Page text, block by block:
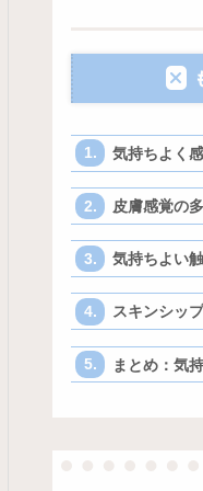
気持ちよく
皮膚感覚の
気持ちよい
スキンシッ
まとめ：気